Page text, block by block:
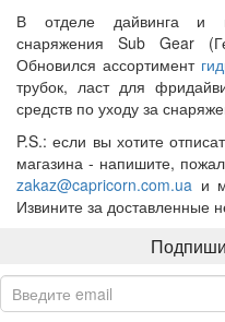
В отделе дайвинга и
снаряжения Sub Gear
Обновился ассортимент
трубок, ласт для
средств по уходу за
P.S.: если вы хотите
магазина - напишите,
zakaz@capricorn.com.ua и
Извините за доставленные